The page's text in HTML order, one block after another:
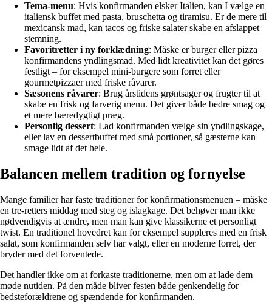
Tema-menu: Hvis konfirmanden elsker Italien, kan I vælge en
italiensk buffet med pasta, bruschetta og tiramisu. Er de mere til
mexicansk mad, kan tacos og friske salater skabe en afslappet
stemning.
Favoritretter i ny forklædning: Måske er burger eller pizza
konfirmandens yndlingsmad. Med lidt kreativitet kan det gøres
festligt – for eksempel mini-burgere som forret eller
gourmetpizzaer med friske råvarer.
Sæsonens råvarer: Brug årstidens grøntsager og frugter til at
skabe en frisk og farverig menu. Det giver både bedre smag og
et mere bæredygtigt præg.
Personlig dessert: Lad konfirmanden vælge sin yndlingskage,
eller lav en dessertbuffet med små portioner, så gæsterne kan
smage lidt af det hele.
Balancen mellem tradition og fornyelse
Mange familier har faste traditioner for konfirmationsmenuen – måske
en tre-retters middag med steg og islagkage. Det behøver man ikke
nødvendigvis at ændre, men man kan give klassikerne et personligt
twist. En traditionel hovedret kan for eksempel suppleres med en frisk
salat, som konfirmanden selv har valgt, eller en moderne forret, der
bryder med det forventede.
Det handler ikke om at forkaste traditionerne, men om at lade dem
møde nutiden. På den måde bliver festen både genkendelig for
bedsteforældrene og spændende for konfirmanden.